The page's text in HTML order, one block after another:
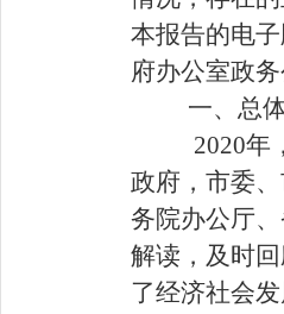
本报告的电
府办公室政
一、总
2020年
政府，市委
务院办公厅
解读，及时
了经济社会